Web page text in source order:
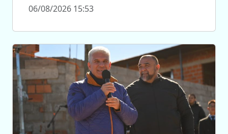
06/08/2026 15:53